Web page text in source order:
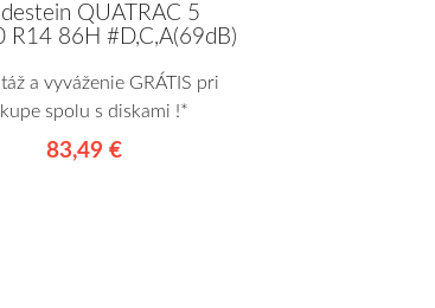
QUATRAC 5
R14 86H #D,C,A(69dB)
a vyváženie GRÁTIS pri
spolu s diskami !*
83,49 €